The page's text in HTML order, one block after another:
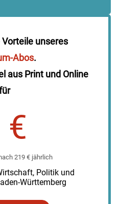
unseres
Abos.
aus Print und Online
€
219 € jährlich
Politik und
Württemberg